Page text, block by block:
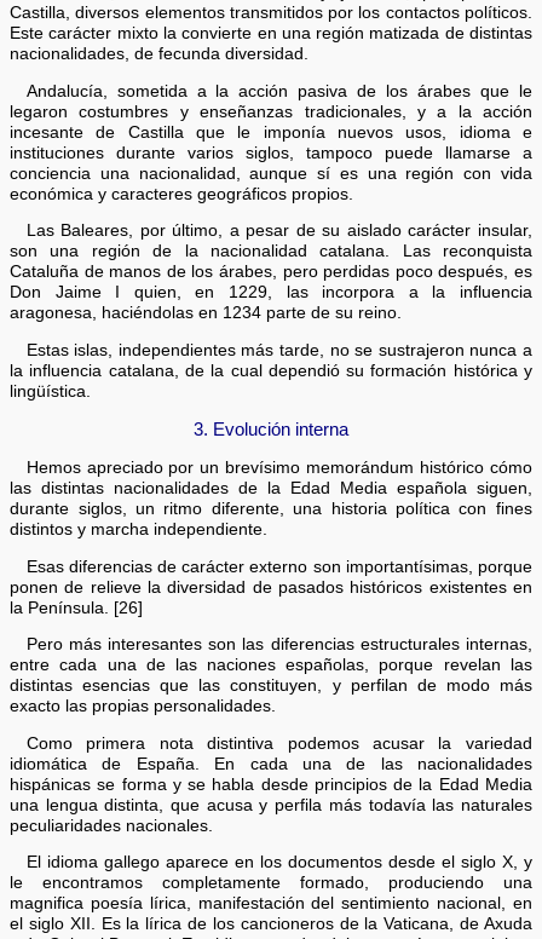
Castilla, diversos elementos transmitidos por los contactos políticos.
Este carácter mixto la convierte en una región matizada de distintas
nacionalidades, de fecunda diversidad.
Andalucía, sometida a la acción pasiva de los árabes que le
legaron costumbres y enseñanzas tradicionales, y a la acción
incesante de Castilla que le imponía nuevos usos, idioma e
instituciones durante varios siglos, tampoco puede llamarse a
conciencia una nacionalidad, aunque sí es una región con vida
económica y caracteres geográficos propios.
Las Baleares, por último, a pesar de su aislado carácter insular,
son una región de la nacionalidad catalana. Las reconquista
Cataluña de manos de los árabes, pero perdidas poco después, es
Don Jaime I quien, en 1229, las incorpora a la influencia
aragonesa, haciéndolas en 1234 parte de su reino.
Estas islas, independientes más tarde, no se sustrajeron nunca a
la influencia catalana, de la cual dependió su formación histórica y
lingüística.
3. Evolución interna
Hemos apreciado por un brevísimo memorándum histórico cómo
las distintas nacionalidades de la Edad Media española siguen,
durante siglos, un ritmo diferente, una historia política con fines
distintos y marcha independiente.
Esas diferencias de carácter externo son importantísimas, porque
ponen de relieve la diversidad de pasados históricos existentes en
la Península. [26]
Pero más interesantes son las diferencias estructurales internas,
entre cada una de las naciones españolas, porque revelan las
distintas esencias que las constituyen, y perfilan de modo más
exacto las propias personalidades.
Como primera nota distintiva podemos acusar la variedad
idiomática de España. En cada una de las nacionalidades
hispánicas se forma y se habla desde principios de la Edad Media
una lengua distinta, que acusa y perfila más todavía las naturales
peculiaridades nacionales.
El idioma gallego aparece en los documentos desde el siglo X, y
le encontramos completamente formado, produciendo una
magnifica poesía lírica, manifestación del sentimiento nacional, en
el siglo XII. Es la lírica de los cancioneros de la Vaticana, de Axuda